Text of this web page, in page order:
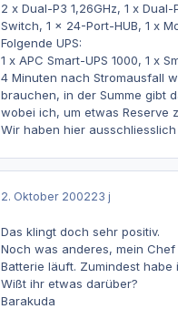
2 x Dual-P3 1,26GHz, 1 x
Switch, 1 x 24-Port-HUB, 1 x
Folgende UPS:
1 x APC Smart-UPS 1000, 1 x
4 Minuten nach Stromausfall
brauchen, in der Summe gibt
wobei ich, um etwas Reserve
Wir haben hier
2. Oktober 200223 j
Das klingt doch sehr positiv.
Noch was anderes, mein
Batterie läuft. Zumindest habe
Wißt ihr etwas darüber?
Barakuda